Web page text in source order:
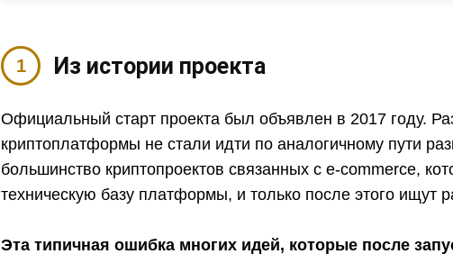
Из истории проекта
Официальный старт проекта был объявлен в 2017 году.
криптоплатформы не стали идти по аналогичному пути
большинство криптопроектов связанных с e-commerce,
техническую базу платформы, и только после этого ищут
Эта типичная ошибка многих идей, которые после